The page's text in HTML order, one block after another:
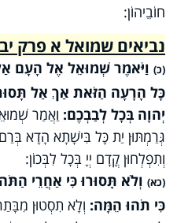
חוֹבֵיהוֹן:
נביאים שמואל א פרק יב
(כ) וַיֹּאמֶר שְׁמוּאֵל אֶל הָעָם
כָּל הָרָעָה הַזֹּאת אַךְ אַל
יְהוָה בְּכָל לְבַבְכֶם: וַאֲמַר
גְּרַמְתּוּן יַת כָּל בִּישָׁתָא הָדָא
וְתִפְלְחוּן קֳדָם יְיָ בְּכָל לִבְּכוֹן:
(כא) וְלֹא תָּסוּרוּ כִּי אַחֲרֵי
כִּי תֹהוּ הֵמָּה: וְלָא תִסְטוּן